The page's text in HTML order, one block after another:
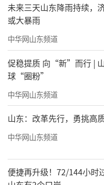
未来三天山东降雨持续，
或大暴雨
中华网山东频道
促稳提质 向“新”而行 |
球“圈粉”
中华网山东频道
山东：改革先行，勇挑高
中华网山东频道
便捷再升级！72/144小时